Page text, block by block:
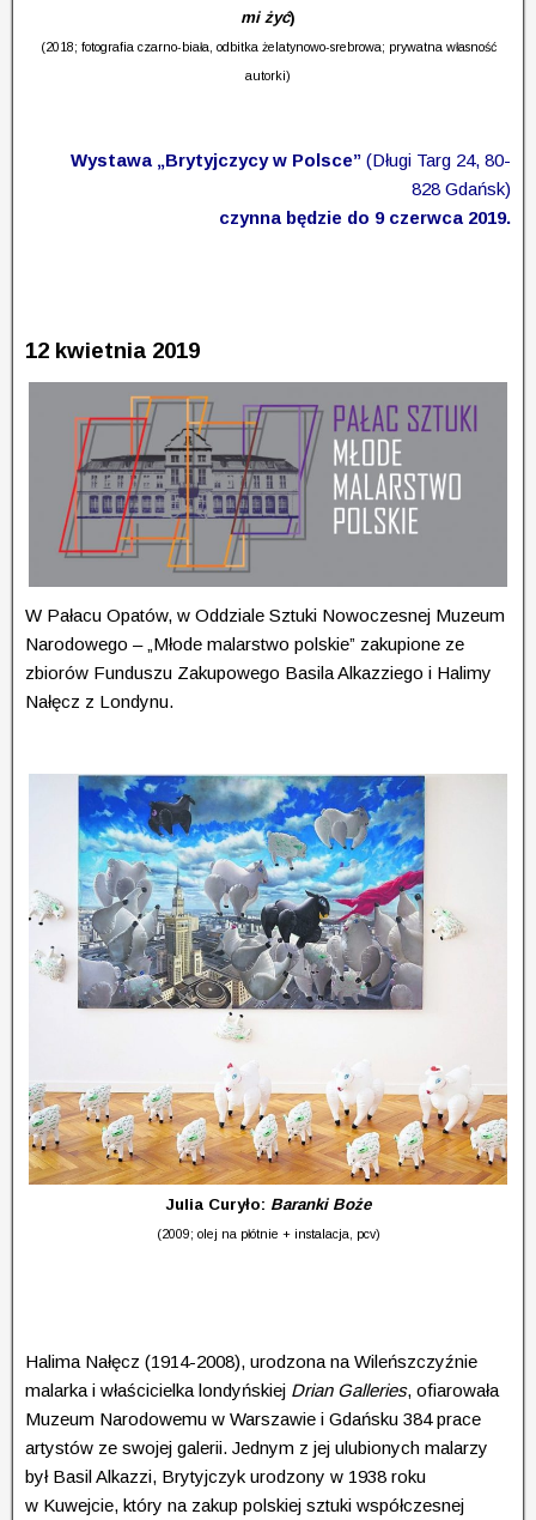
mi żyć)
(2018; fotografia czarno-biała, odbitka żelatynowo-srebrowa; prywatna własność
autorki)
Wystawa „Brytyjczycy w Polsce” (Długi Targ 24, 80-
828 Gdańsk)
czynna będzie do 9 czerwca 2019.
12 kwietnia 2019
W Pałacu Opatów, w Oddziale Sztuki Nowoczesnej Muzeum
Narodowego – „Młode malarstwo polskie” zakupione ze
zbiorów Funduszu Zakupowego Basila Alkazziego i Halimy
Nałęcz z Londynu.
Julia Curyło: Baranki Boże
(2009; olej na płótnie + instalacja, pcv)
Halima Nałęcz (1914-2008), urodzona na Wileńszczyźnie
malarka i właścicielka londyńskiej Drian Galleries, ofiarowała
Muzeum Narodowemu w Warszawie i Gdańsku 384 prace
artystów ze swojej galerii. Jednym z jej ulubionych malarzy
był Basil Alkazzi, Brytyjczyk urodzony w 1938 roku
w Kuwejcie, który na zakup polskiej sztuki współczesnej